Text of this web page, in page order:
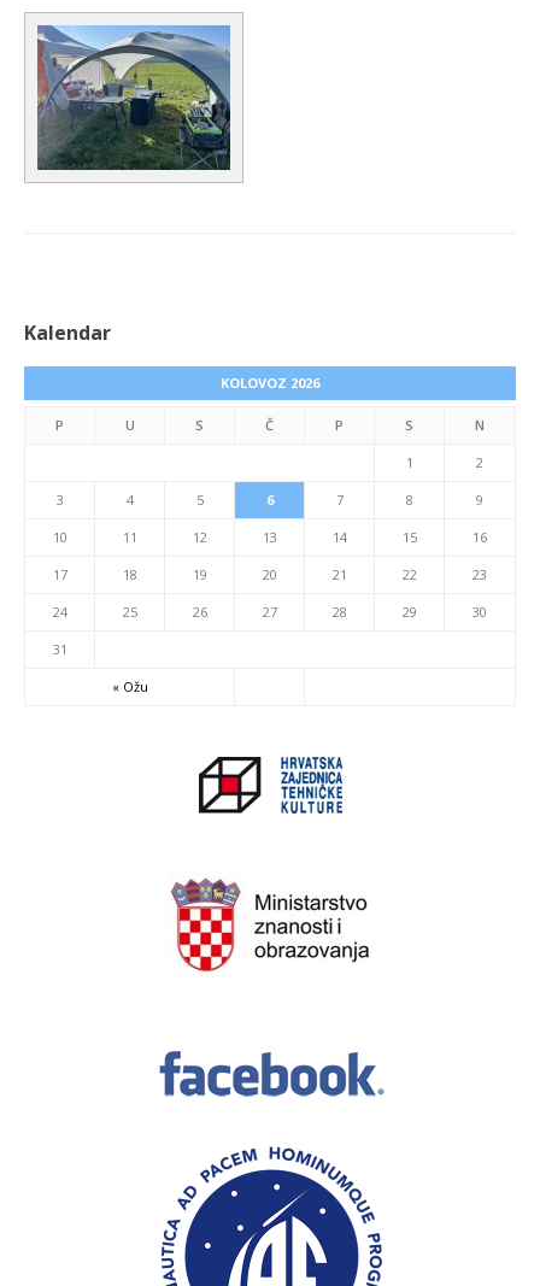
Kalendar
KOLOVOZ 2026
P U S Č P S N
« Ožu
1 2
3 4 5 6 7 8 9
10 11 12 13 14 15 16
17 18 19 20 21 22 23
24 25 26 27 28 29 30
31